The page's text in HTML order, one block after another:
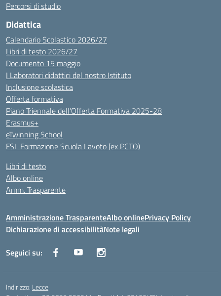
Percorsi di studio
Didattica
Calendario Scolastico 2026/27
Libri di testo 2026/27
Documento 15 maggio
I Laboratori didattici del nostro Istituto
Inclusione scolastica
Offerta formativa
Piano Triennale dell’Offerta Formativa 2025-28
Erasmus+
eTwinning School
FSL Formazione Scuola Lavoto (ex PCTO)
Libri di testo
Albo online
Amm. Trasparente
Amministrazione TrasparenteAlbo onlinePrivacy Policy
Dichiarazione di accessibilitàNote legali
Seguici su:
Indirizzo: Lecce